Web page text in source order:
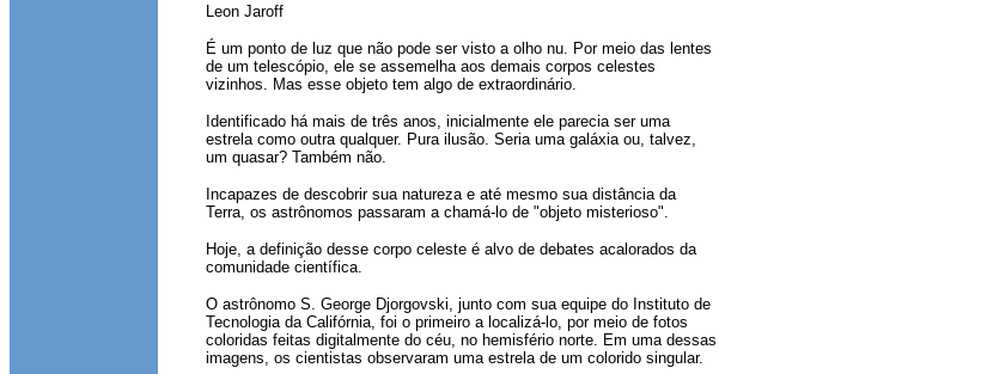
Leon Jaroff
É um ponto de luz que não pode ser visto a olho nu. Por meio das lentes
de um telescópio, ele se assemelha aos demais corpos celestes
vizinhos. Mas esse objeto tem algo de extraordinário.
Identificado há mais de três anos, inicialmente ele parecia ser uma
estrela como outra qualquer. Pura ilusão. Seria uma galáxia ou, talvez,
um quasar? Também não.
Incapazes de descobrir sua natureza e até mesmo sua distância da
Terra, os astrônomos passaram a chamá-lo de "objeto misterioso".
Hoje, a definição desse corpo celeste é alvo de debates acalorados da
comunidade científica.
O astrônomo S. George Djorgovski, junto com sua equipe do Instituto de
Tecnologia da Califórnia, foi o primeiro a localizá-lo, por meio de fotos
coloridas feitas digitalmente do céu, no hemisfério norte. Em uma dessas
imagens, os cientistas observaram uma estrela de um colorido singular.